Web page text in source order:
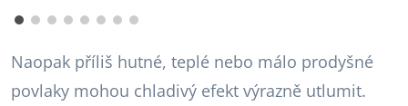
Naopak příliš hutné, teplé nebo málo prodyšné
povlaky mohou chladivý efekt výrazně utlumit.